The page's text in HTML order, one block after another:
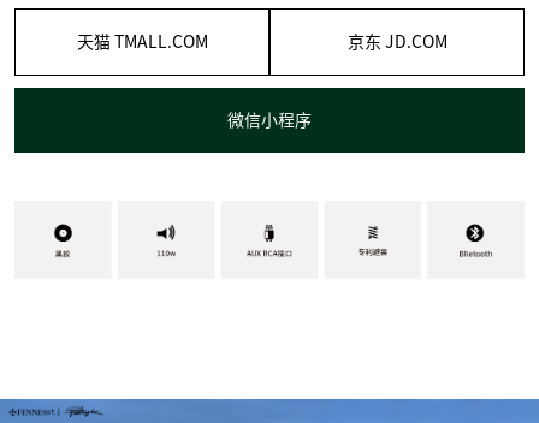
天猫 TMALL.COM 京东 JD.COM
微信小程序